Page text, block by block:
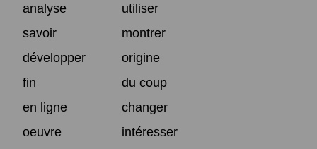
analyse
utiliser
savoir
montrer
développer
origine
fin
du coup
en ligne
changer
oeuvre
intéresser